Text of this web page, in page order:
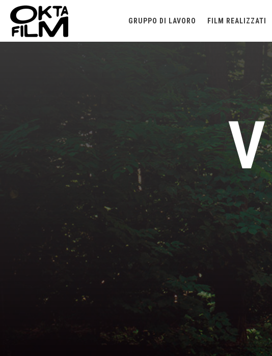
GRUPPO DI LAVORO FILM REALIZZATI